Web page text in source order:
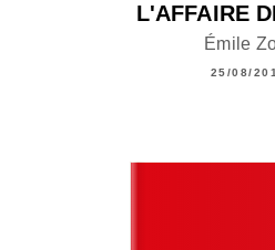
L'AFFAIRE
Émile
25/08/